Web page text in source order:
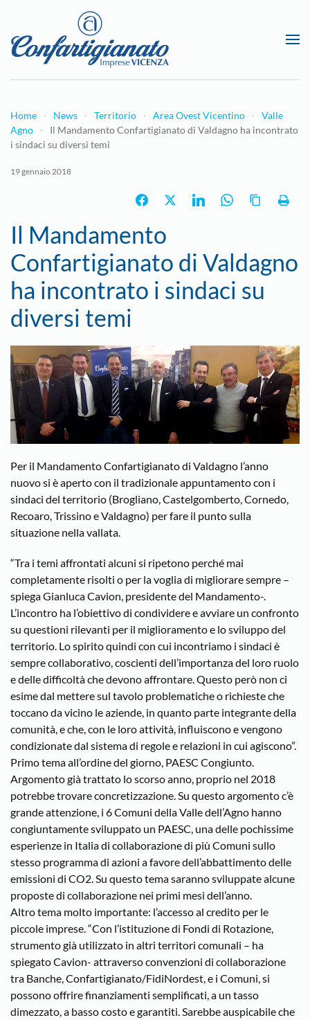
Passa al contenuto principale
Home News Territorio Area Ovest Vicentino
Valle
Agno
Il Mandamento Confartigianato di Valdagno ha incontrato
i sindaci su diversi temi
19 gennaio 2018
Il Mandamento
Confartigianato di Valdagno
ha incontrato i sindaci su
diversi temi
Per il Mandamento Confartigianato di Valdagno l’anno
nuovo si è aperto con il tradizionale appuntamento con i
sindaci del territorio (Brogliano, Castelgomberto, Cornedo,
Recoaro, Trissino e Valdagno) per fare il punto sulla
situazione nella vallata.
“Tra i temi affrontati alcuni si ripetono perché mai
completamente risolti o per la voglia di migliorare sempre –
spiega Gianluca Cavion, presidente del Mandamento-.
L’incontro ha l’obiettivo di condividere e avviare un confronto
su questioni rilevanti per il miglioramento e lo sviluppo del
territorio. Lo spirito quindi con cui incontriamo i sindaci è
sempre collaborativo, coscienti dell’importanza del loro ruolo
e delle difficoltà che devono affrontare. Questo però non ci
esime dal mettere sul tavolo problematiche o richieste che
toccano da vicino le aziende, in quanto parte integrante della
comunità, e che, con le loro attività, influiscono e vengono
condizionate dal sistema di regole e relazioni in cui agiscono”.
Primo tema all’ordine del giorno, PAESC Congiunto.
Argomento già trattato lo scorso anno, proprio nel 2018
potrebbe trovare concretizzazione. Su questo argomento c’è
grande attenzione, i 6 Comuni della Valle dell’Agno hanno
congiuntamente sviluppato un PAESC, una delle pochissime
esperienze in Italia di collaborazione di più Comuni sullo
stesso programma di azioni a favore dell’abbattimento delle
emissioni di CO2. Su questo tema saranno sviluppate alcune
proposte di collaborazione nei primi mesi dell’anno.
Altro tema molto importante: l’accesso al credito per le
piccole imprese. “Con l’istituzione di Fondi di Rotazione,
strumento già utilizzato in altri territori comunali – ha
spiegato Cavion- attraverso convenzioni di collaborazione
tra Banche, Confartigianato/FidiNordest, e i Comuni, si
possono offrire finanziamenti semplificati, a un tasso
dimezzato, a basso costo e garantiti. Sarebbe auspicabile che